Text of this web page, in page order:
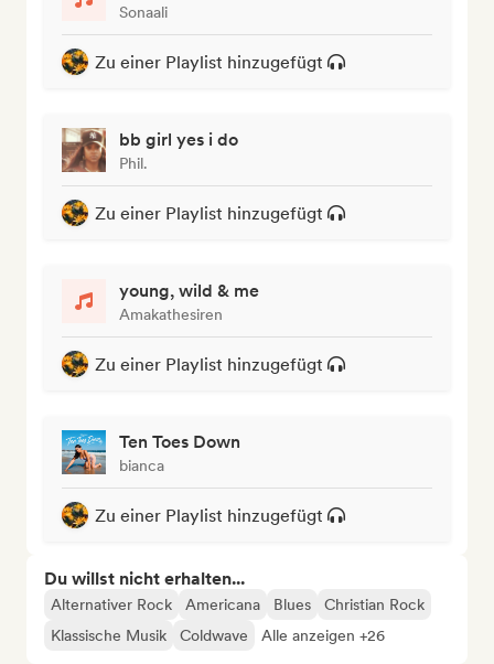
Sonaali
Zu einer Playlist hinzugefügt
bb girl yes i do
Phil.
Zu einer Playlist hinzugefügt
young, wild & me
Amakathesiren
Zu einer Playlist hinzugefügt
Ten Toes Down
bianca
Zu einer Playlist hinzugefügt
Du willst nicht erhalten...
Alternativer Rock Americana Blues
Christian Rock
Klassische Musik
Coldwave Alle anzeigen +26